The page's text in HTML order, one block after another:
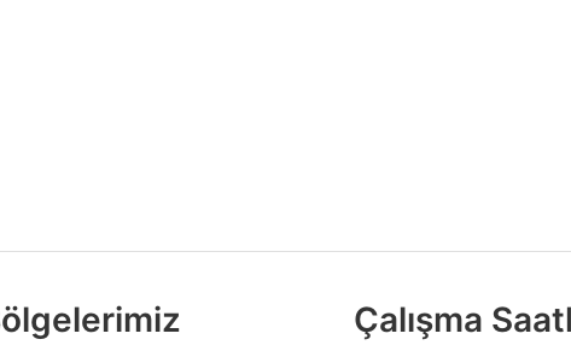
Çalışma